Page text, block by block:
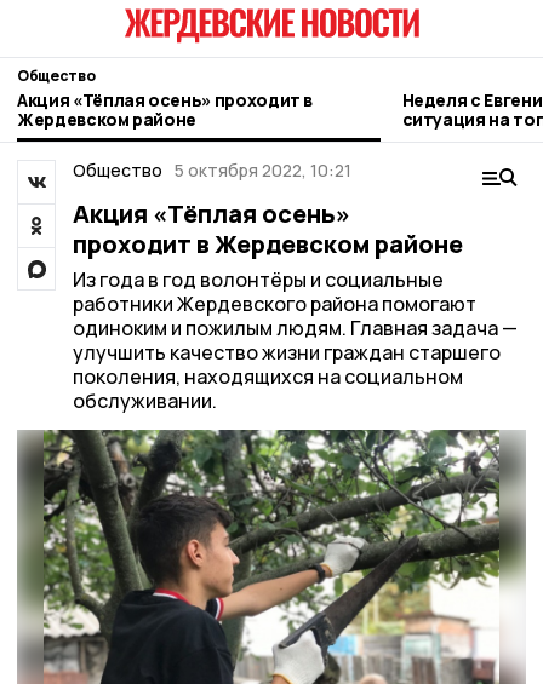
Общество
Акция «Тёплая осень» проходит в
Жердевском районе
Неделя с
ситуация на
городе и
Общество 5 октября 2022, 10:21
Акция «Тёплая осень»
проходит в Жердевском районе
Из года в год волонтёры и социальные
работники Жердевского района помогают
одиноким и пожилым людям. Главная задача —
улучшить качество жизни граждан старшего
поколения, находящихся на социальном
обслуживании.